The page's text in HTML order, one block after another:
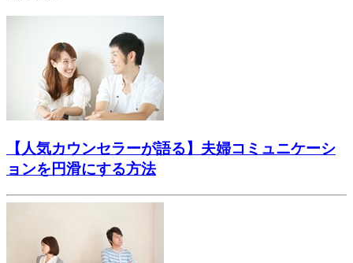
【人気カウンセラーが語る】夫婦コミュニケーシ
ョンを円滑にする方法